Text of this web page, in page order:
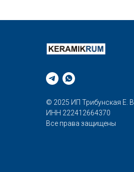
© 2025 ИП Трибунская Е. В.
ИНН 222412664370
Все права защищены